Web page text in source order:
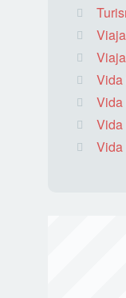
Vida
Vida
Vida
Vida